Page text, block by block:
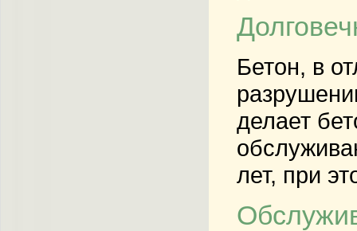
Бетон, в
делает
лет, при